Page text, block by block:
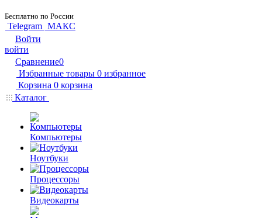
Бесплатно по России
Telegram МАКС
Войти
войти
Сравнение0
Избранные товары 0 избранное
Корзина 0 корзина
Каталог
Компьютеры
Ноутбуки
Процессоры
Видеокарты